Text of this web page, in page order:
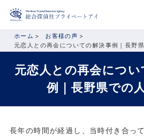
ホーム
お客様の声
元恋人との再会についての解決事例｜長野
元恋人との再会につ
例｜長野県での
長年の時間が経過し、当時付き合っ